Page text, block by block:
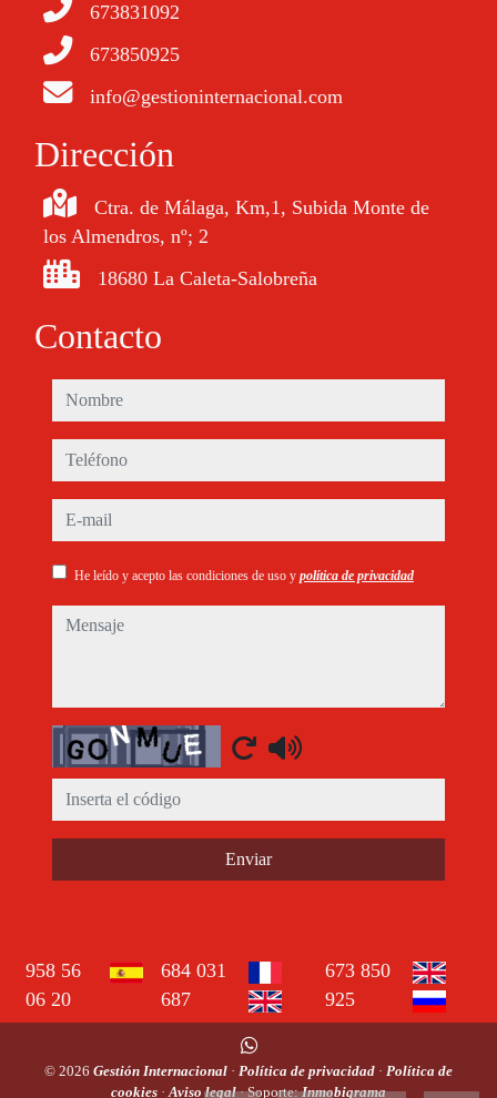
673831092
673850925
info@gestioninternacional.com
Dirección
Ctra. de Málaga, Km,1, Subida Monte de
los Almendros, nº; 2
18680 La Caleta-Salobreña
Contacto
nombre
teléfono
e-mail
He leído y acepto las condiciones de uso y política de privacidad
mensaje
Captcha
Enviar
958 56
06 20
684 031
687
673 850
925
© 2026 Gestión Internacional · Política de privacidad · Política de
cookies ·Aviso legal· Soporte:Inmobigrama